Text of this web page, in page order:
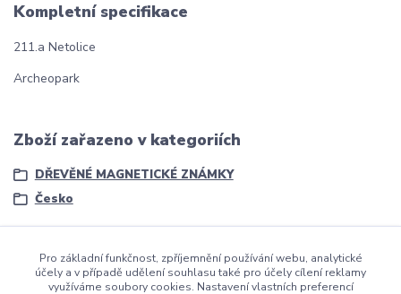
Kompletní specifikace
211.a Netolice
Archeopark
Zboží zařazeno v kategoriích
DŘEVĚNÉ MAGNETICKÉ ZNÁMKY
Česko
Pro základní funkčnost, zpříjemnění používání webu, analytické
účely a v případě udělení souhlasu také pro účely cílení reklamy
využíváme soubory cookies. Nastavení vlastních preferencí